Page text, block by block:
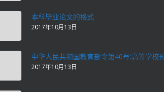
本科毕业论文的格式
2017年10月13日
中华人民共和国教育部令第40号:高等学校
2017年10月13日